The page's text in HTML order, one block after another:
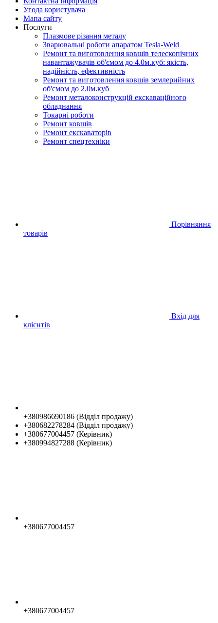
Угода користувача
Мапа сайту
Послуги
Плазмове різання металу
Зварювальні роботи апаратом Tesla-Weld
Ремонт та виготовлення ковшів телескопічних
навантажувачів об'ємом до 4.0м.куб: якість,
надійність, ефективність
Ремонт та виготовлення ковшів землерийних
об'ємом до 2.0м.куб
Ремонт металоконструкцій екскаваційного
обладнання
Токарні роботи
Ремонт ковшів
Ремонт екскаваторів
Ремонт спецтехніки
Порівняння
товарів
Вхід для
клієнтів
+380986690186 (Відділ продажу)
+380682278284 (Відділ продажу)
+380677004457 (Керівник)
+380994827288 (Керівник)
+380677004457
+380677004457